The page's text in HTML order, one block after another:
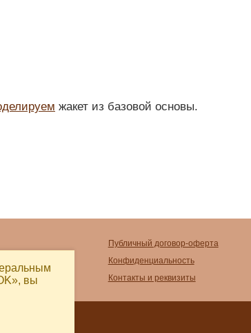
жакет из базовой основы.
Публичный договор-оферта
Конфиденциальность
Контакты и реквизиты
вы